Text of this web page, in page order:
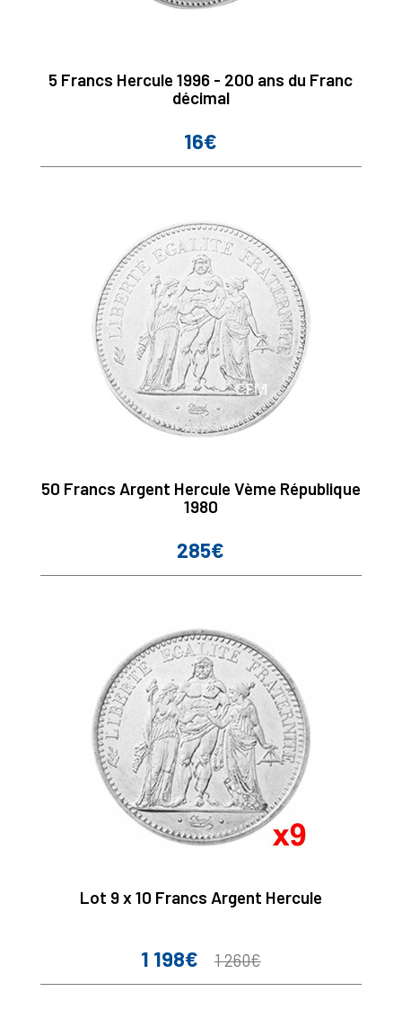
5 Francs Hercule 1996 - 200 ans du Franc
décimal
Prix
16€
50 Francs Argent Hercule Vème République
1980
Prix
285€
Lot 9 x 10 Francs Argent Hercule
Prix
1 198€
Prix
1 260€